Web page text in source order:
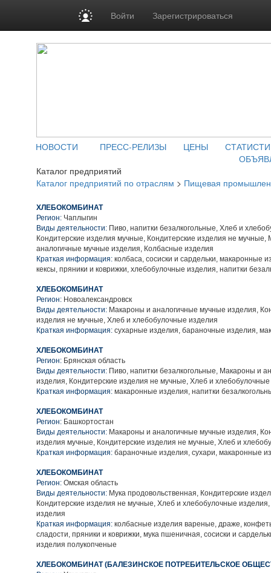
Войти Зарегистрироваться
НОВОСТИ ПРЕСС-РЕЛИЗЫ ЦЕНЫ
Каталог предприятий
Каталог предприятий по отраслям > Пищевая
ХЛЕБОКОМБИНАТ
Регион: Чаплыгин
Виды деятельности: Пиво, напитки безалкогольные, Хлеб и
Кондитерские изделия мучные, Кондитерские изделия не мучные,
аналогичные мучные изделия, Колбасные изделия
Краткая информация: колбаса, сосиски и сардельки, макаронные
кексы, пряники и коврижки, хлебобулочные изделия, напитки
ХЛЕБОКОМБИНАТ
Регион: Новоалександровск
Виды деятельности: Макароны и аналогичные мучные изделия,
изделия не мучные, Хлеб и хлебобулочные изделия
Краткая информация: сухарные изделия, бараночные изделия,
ХЛЕБОКОМБИНАТ
Регион: Брянская область
Виды деятельности: Пиво, напитки безалкогольные, Макароны и
изделия, Кондитерские изделия не мучные, Хлеб и
Краткая информация: макаронные изделия, напитки
ХЛЕБОКОМБИНАТ
Регион: Башкортостан
Виды деятельности: Макароны и аналогичные мучные изделия,
изделия мучные, Кондитерские изделия не мучные, Хлеб и
Краткая информация: бараночные изделия, сухари, макаронные
ХЛЕБОКОМБИНАТ
Регион: Омская область
Виды деятельности: Мука продовольственная, Кондитерские
Кондитерские изделия не мучные, Хлеб и хлебобулочные
изделия
Краткая информация: колбасные изделия вареные, драже,
сладости, пряники и коврижки, мука пшеничная, сосиски и
изделия полукопченые
ХЛЕБОКОМБИНАТ (БАЛЕЗИНСКОЕ ПОТРЕБИТЕЛЬСКОЕ